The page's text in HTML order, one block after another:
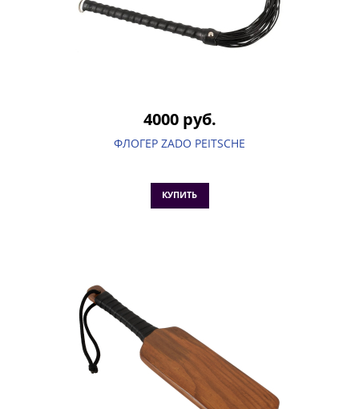
4000 руб.
ФЛОГЕР ZADO PEITSCHE
КУПИТЬ